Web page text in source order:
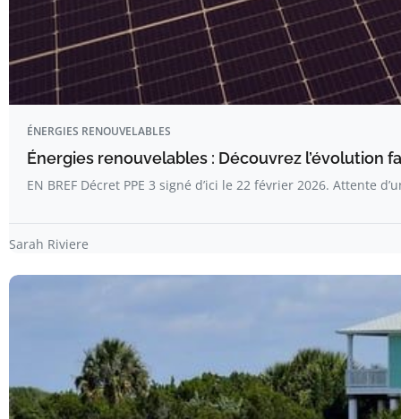
ÉNERGIES RENOUVELABLES
Énergies renouvelables : Découvrez l’évolution
EN BREF Décret PPE 3 signé d’ici le 22 février 2026. Attente
Sarah Riviere